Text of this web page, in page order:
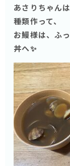
あさりちゃん
種類作って、
お鰻様は、ふ
丼へ✨